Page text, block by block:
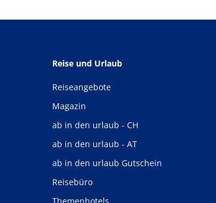
Reise und Urlaub
Reiseangebote
Magazin
ab in den urlaub - CH
ab in den urlaub - AT
ab in den urlaub Gutschein
Reisebüro